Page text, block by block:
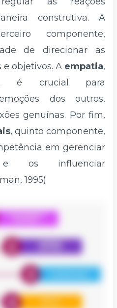
construtiva. A
componente,
de direcionar as
objetivos. A empatia,
é crucial para
dos outros,
genuínas. Por fim,
, quinto componente,
em gerenciar
e os influenciar
1995)